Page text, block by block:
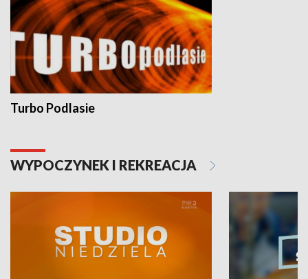
Turbo Podlasie
WYPOCZYNEK I REKREACJA